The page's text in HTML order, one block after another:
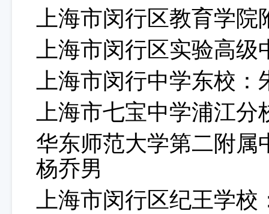
上海市闵行区教育学
上海市闵行区实验高
上海市闵行中学东校 ：
上海市七宝中学浦江分
华东师范大学第二附属
杨乔男
上海市闵行区纪王学